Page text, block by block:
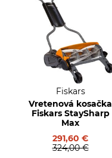
Fiskars
Vretenová kosačka
Fiskars StaySharp
Max
291,60 €
324,00 €